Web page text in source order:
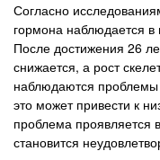
Согласно
гормона наблюдается в
После достижения 26
снижается, а рост
наблюдаются проблемы
это может привести к
проблема проявляется
становится